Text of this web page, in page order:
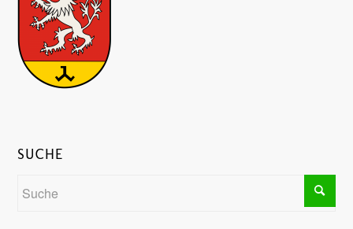
SUCHE